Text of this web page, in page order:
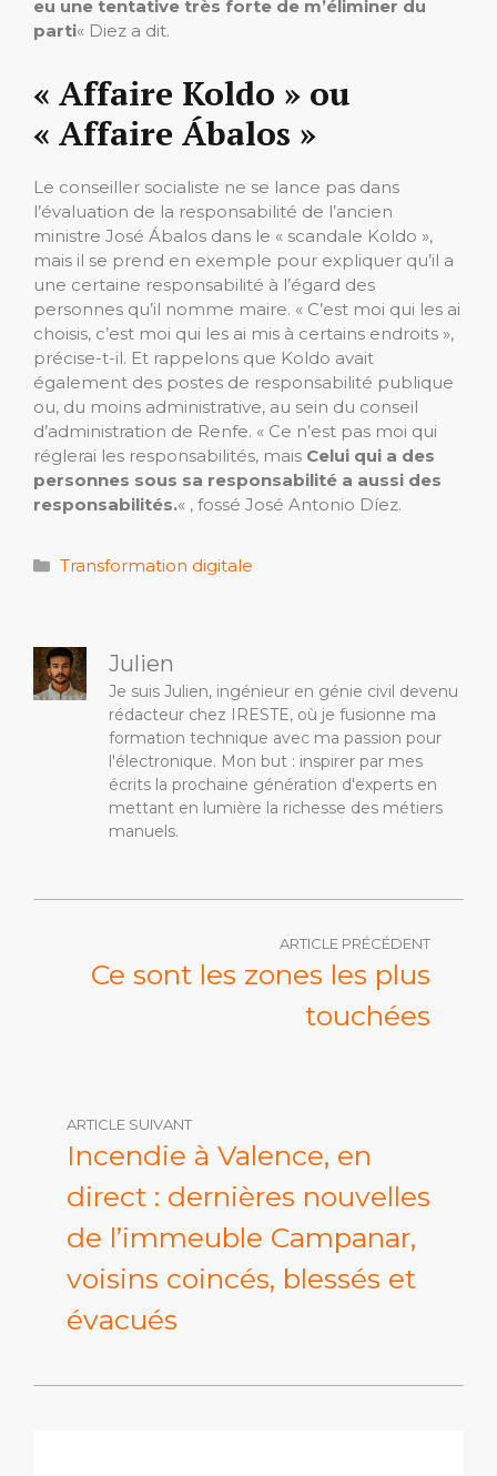
eu une tentative très forte de m’éliminer du
parti« Diez a dit.
« Affaire Koldo » ou
« Affaire Ábalos »
Le conseiller socialiste ne se lance pas dans
l’évaluation de la responsabilité de l’ancien
ministre José Ábalos dans le « scandale Koldo »,
mais il se prend en exemple pour expliquer qu’il a
une certaine responsabilité à l’égard des
personnes qu’il nomme maire. « C’est moi qui les ai
choisis, c’est moi qui les ai mis à certains endroits »,
précise-t-il. Et rappelons que Koldo avait
également des postes de responsabilité publique
ou, du moins administrative, au sein du conseil
d’administration de Renfe. « Ce n’est pas moi qui
réglerai les responsabilités, mais Celui qui a des
personnes sous sa responsabilité a aussi des
responsabilités.« , fossé José Antonio Díez.
Catégories
Transformation digitale
Julien
Je suis Julien, ingénieur en génie civil devenu
rédacteur chez IRESTE, où je fusionne ma
formation technique avec ma passion pour
l'électronique. Mon but : inspirer par mes
écrits la prochaine génération d'experts en
mettant en lumière la richesse des métiers
manuels.
ARTICLE PRÉCÉDENT
Ce sont les zones les plus
touchées
ARTICLE SUIVANT
Incendie à Valence, en
direct : dernières nouvelles
de l’immeuble Campanar,
voisins coincés, blessés et
évacués